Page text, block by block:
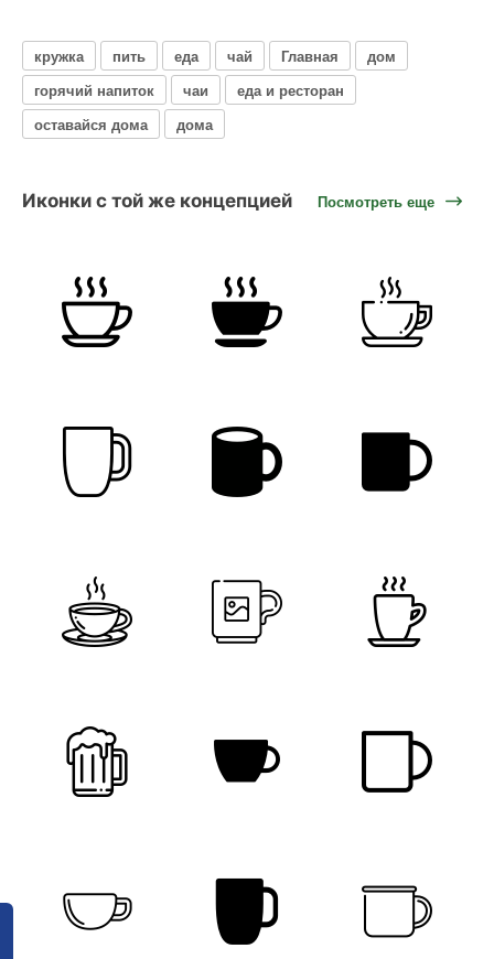
кружка пить еда чай Главная
дом
горячий напиток
чаи
еда и ресторан
оставайся дома
дома
Иконки с той же концепцией Посмотреть еще